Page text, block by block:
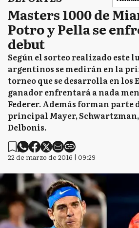
Masters 1000 de
Potro y Pella se
debut
Según el sorteo realizado este
argentinos se medirán en la
torneo que se desarrolla en los
ganador enfrentará a nada
Federer. Además forman parte
principal Mayer,
Delbonis.
22 de marzo de 2016 | 09:29